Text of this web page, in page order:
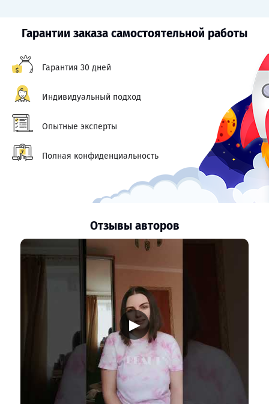
Гарантии заказа самостоятельной работы
Гарантия 30 дней
Индивидуальный подход
Опытные эксперты
Полная конфиденциальность
Отзывы авторов
▶